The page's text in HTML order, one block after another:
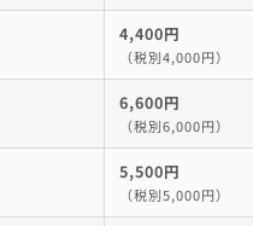
4,400円
（税別4,000円）
6,600円
（税別6,000円）
5,500円
（税別5,000円）